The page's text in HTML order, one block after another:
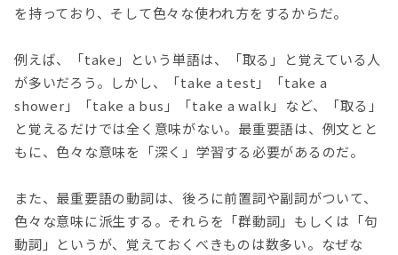
を持っており、そして色々な使われ方をするからだ。
例えば、「take」という単語は、「取る」と覚えている人
が多いだろう。しかし、「take a test」「take a
shower」「take a bus」「take a walk」など、「取る」
と覚えるだけでは全く意味がない。最重要語は、例文とと
もに、色々な意味を「深く」学習する必要があるのだ。
また、最重要語の動詞は、後ろに前置詞や副詞がついて、
色々な意味に派生する。それらを「群動詞」もしくは「句
動詞」というが、覚えておくべきものは数多い。なぜな